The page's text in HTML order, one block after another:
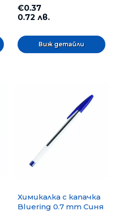
€0.37
0.72 лв.
Виж детайли
Химикалка с капачка
Bluering 0.7 mm Синя